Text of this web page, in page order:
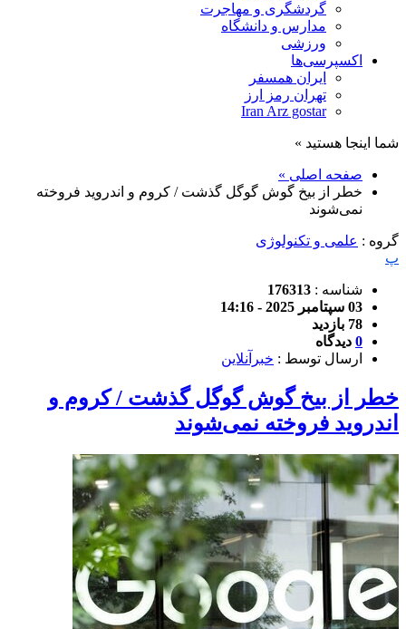
گردشگری و مهاجرت
مدارس و دانشگاه
ورزشی
اکسپرسی‌ها
ایران همسفر
تهران رمز ارز
Iran Arz gostar
شما اینجا هستید »
صفحه اصلی »
خطر از بیخ گوش گوگل گذشت / کروم و اندروید فروخته
نمی‌شوند
گروه : علمی و تکنولوژی
پ
شناسه : 176313
03 سپتامبر 2025 - 14:16
78 بازدید
0 دیدگاه
ارسال توسط : خبرآنلاین
خطر از بیخ گوش گوگل گذشت / کروم و
اندروید فروخته نمی‌شوند